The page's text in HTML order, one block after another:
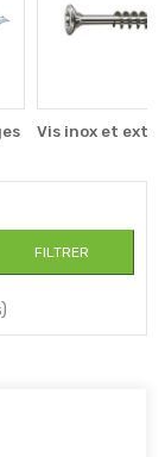
Vis inox et
FILTRER